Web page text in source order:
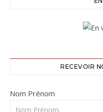
RECEVOIR
Nom Prénom